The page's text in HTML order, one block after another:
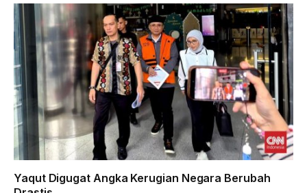
Yaqut Digugat Angka Kerugian Negara Berubah